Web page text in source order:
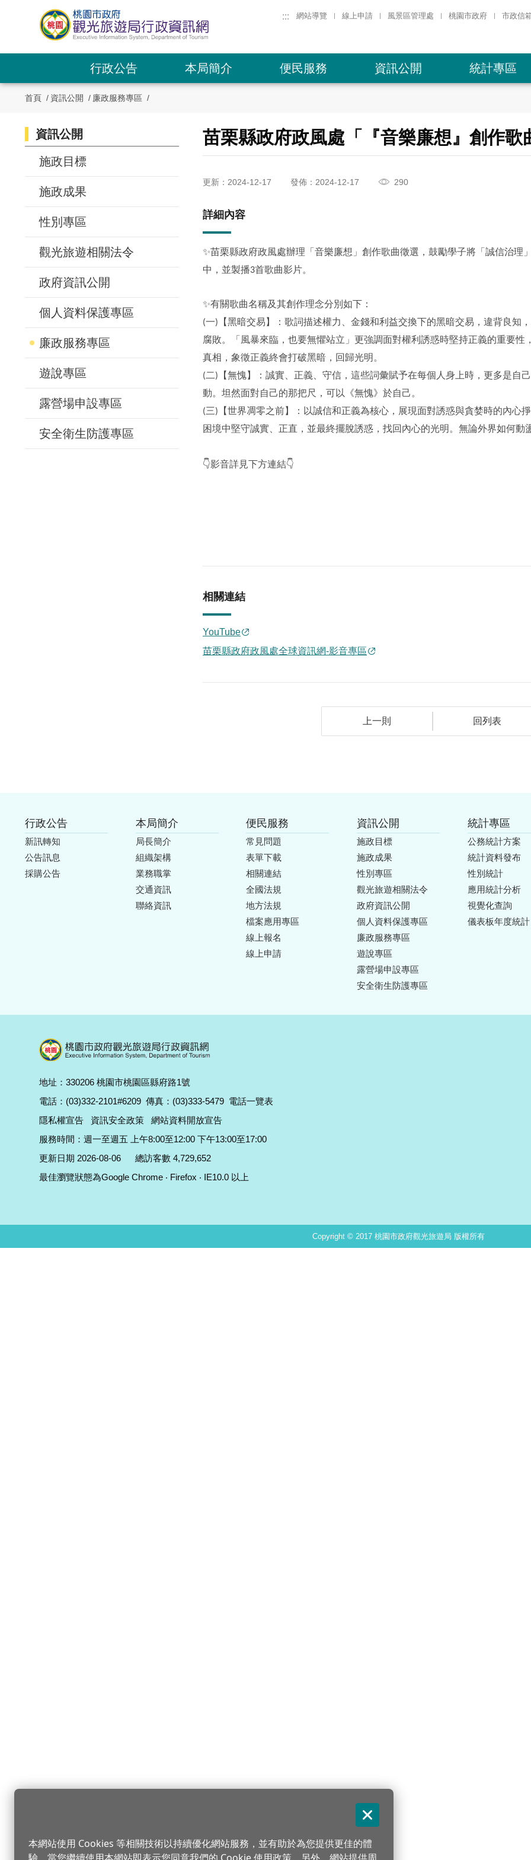
::: 網站導覽 線上申請 風景區管理處 桃園市政府 市政信
行政公告 本局簡介 便民服務 資訊公開 統計專區
首頁 資訊公開 廉政服務專區
資訊公開
施政目標
施政成果
性別專區
觀光旅遊相關法令
政府資訊公開
個人資料保護專區
廉政服務專區
遊說專區
露營場申設專區
安全衛生防護專區
苗栗縣政府政風處「『音樂廉想』創作歌
更新：2024-12-17 發佈：2024-12-17 290
詳細內容
✨苗栗縣政府政風處辦理「音樂廉想」創作歌曲徵選，鼓勵學子將「誠信治
中，並製播3首歌曲影片。
✨有關歌曲名稱及其創作理念分別如下：
(一)【黑暗交易】：歌詞描述權力、金錢和利益交換下的黑暗交易，違背良知
腐敗。「風暴來臨，也要無懼站立」更強調面對權利誘惑時堅持正義的重要
真相，象徵正義終會打破黑暗，回歸光明。
(二)【無愧】：誠實、正義、守信，這些詞彙賦予在每個人身上時，更多是自
動。坦然面對自己的那把尺，可以《無愧》於自己。
(三)【世界凋零之前】：以誠信和正義為核心，展現面對誘惑與貪婪時的內心
困境中堅守誠實、正直，並最終擺脫誘惑，找回內心的光明。無論外界如何
👇影音詳見下方連結👇
相關連結
YouTube
苗栗縣政府政風處全球資訊網-影音專區
上一則 回列表
關閉
本網站使用 Cookies 等相關技術以持續優化網站服務，並有助於為您提供更佳的體
行政公告
新訊轉知
公告訊息
採購公告
本局簡介
局長簡介
組織架構
業務職掌
交通資訊
聯絡資訊
便民服務
常見問題
表單下載
相關連結
全國法規
地方法規
檔案應用專區
線上報名
線上申請
資訊公開
施政目標
施政成果
性別專區
觀光旅遊相關法令
政府資訊公開
個人資料保護專區
廉政服務專區
遊說專區
露營場申設專區
安全衛生防護專區
統計專區
公務統計方案
統計資料發布
性別統計
應用統計分析
視覺化查詢
儀表板年度統計
地址：330206 桃園市桃園區縣府路1號
電話：(03)332-2101#6209 傳真：(03)333-5479 電話一覽表
隱私權宣告
資訊安全政策
網站資料開放宣告
服務時間：週一至週五 上午8:00至12:00 下午13:00至17:00
更新日期 2026-08-06
總訪客數 4,729,652
最佳瀏覽狀態為Google Chrome ‧ Firefox ‧ IE10.0 以上
Copyright © 2017 桃園市政府觀光旅遊局 版權所有